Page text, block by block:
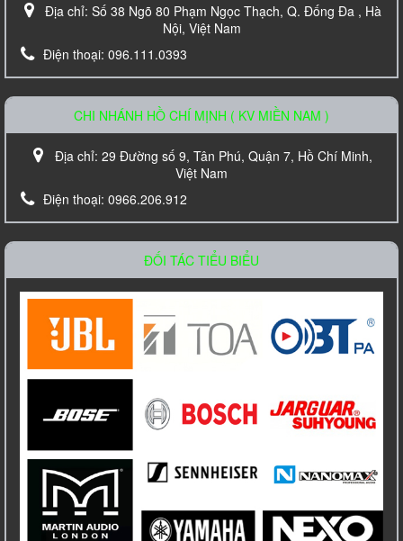
Liên hệ
Loa âm trần TOA PC-648R
Liên hệ
Amply Bosch PLE 1ME 120 EU Công Suất
Liên hệ
Địa chỉ: Số 38 Ngõ 80 Phạm Ngọc Thạch, Q. Đống Đa , Hà
Nội, Việt Nam
Điện thoại: 096.111.0393
CHI NHÁNH HỒ CHÍ MỊNH ( KV MIỀN NAM )
Địa chỉ: 29 Đường số 9, Tân Phú, Quận 7, Hồ Chí Minh,
Việt Nam
Điện thoại: 0966.206.912
ĐỐI TÁC TIỂU BIỂU